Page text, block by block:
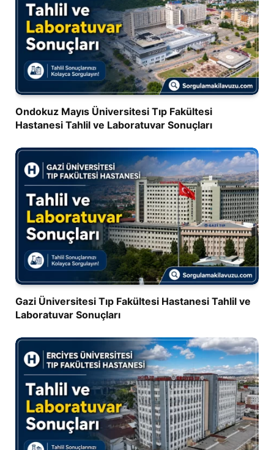
Ondokuz Mayıs Üniversitesi Tıp Fakültesi
Hastanesi Tahlil ve Laboratuvar Sonuçları
Gazi Üniversitesi Tıp Fakültesi Hastanesi Tahlil ve
Laboratuvar Sonuçları